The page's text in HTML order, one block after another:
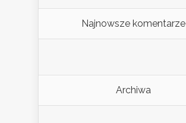
Najnowsze komentarze
Archiwa